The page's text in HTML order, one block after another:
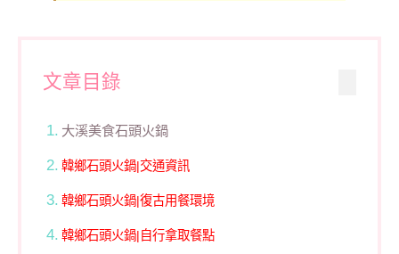
文章目錄
大溪美食石頭火鍋
韓鄉石頭火鍋|交通資訊
韓鄉石頭火鍋|復古用餐環境
韓鄉石頭火鍋|自行拿取餐點